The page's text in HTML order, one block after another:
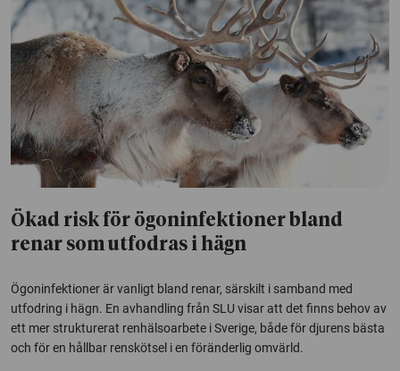
Ökad risk för ögoninfektioner bland
renar som utfodras i hägn
Ögoninfektioner är vanligt bland renar, särskilt i samband med
utfodring i hägn. En avhandling från SLU visar att det finns behov av
ett mer strukturerat renhälsoarbete i Sverige, både för djurens bästa
och för en hållbar renskötsel i en föränderlig omvärld.